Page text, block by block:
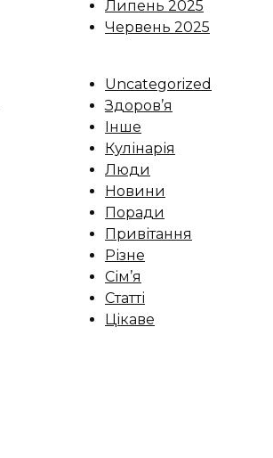
Липень 2025
Червень 2025
Uncategorized
Здоров’я
Інше
Кулінарія
Люди
Новини
Поради
Привітання
Різне
Сім’я
Статті
Цікаве